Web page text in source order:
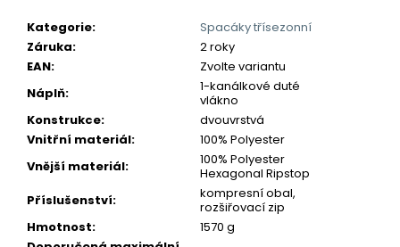
Kategorie:
Spacáky třísezonní
Záruka:
2 roky
EAN:
Zvolte variantu
Náplň:
1-kanálkové duté
vlákno
Konstrukce:
dvouvrstvá
Vnitřní materiál:
100% Polyester
Vnější materiál:
100% Polyester
Hexagonal Ripstop
Příslušenství:
kompresní obal,
rozšiřovací zip
Hmotnost:
1570 g